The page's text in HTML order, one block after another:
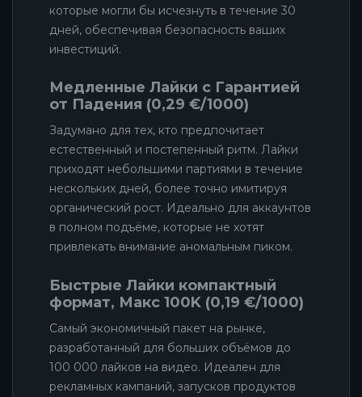
которые могли бы исчезнуть в течение 30
дней, обеспечивая безопасность ваших
инвестиций.
Медленные Лайки с Гарантией
от Падения (0,29 €/1000)
Задумано для тех, кто предпочитает
естественный и постепенный ритм. Лайки
приходят небольшими партиями в течение
нескольких дней, более точно имитируя
органический рост. Идеально для аккаунтов
в полном подъёме, которые не хотят
привлекать внимание аномальным пиком.
Быстрые Лайки компактный
формат, Макс 100K (0,19 €/1000)
Самый экономичный пакет на рынке,
разработанный для больших объёмов до
100 000 лайков на видео. Идеален для
рекламных кампаний, запусков продуктов